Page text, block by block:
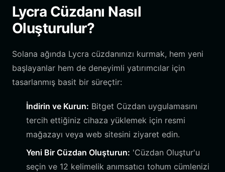
Lycra Cüzdanı Nasıl
Oluşturulur?
Solana ağında Lycra cüzdanınızı kurmak, hem yeni
başlayanlar hem de deneyimli yatırımcılar için
tasarlanmış basit bir süreçtir:
İndirin ve Kurun: Bitget Cüzdan uygulamasını
tercih ettiğiniz cihaza yüklemek için resmi
mağazayı veya web sitesini ziyaret edin.
Yeni Bir Cüzdan Oluşturun: 'Cüzdan Oluştur'u
seçin ve 12 kelimelik anımsatıcı tohum cümlenizi